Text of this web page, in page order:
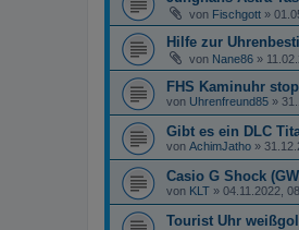
von Fischgott »
Hilfe zur
von Nane86 »
FHS Kaminuhr
von Uhrenfreund85 »
Gibt es ein DLC
von AchimJatho »
Casio G Shock
von KLT » 04.11.2022,
Tourist Uhr